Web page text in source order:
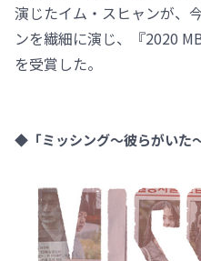
演じたイム・スヒャンが、
ンを繊細に演じ、『2020
を受賞した。
◆「ミッシング～彼らがいた～